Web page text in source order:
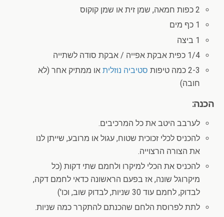
2 כפות חמאה, שמן זית או שמן קוקוס
1 כף מים
1 ביצה
1/4 כפית אבקת אפייה / אבקת סודה לשתייה
2-3 כמה טיפות
סטיביה נוזלית או ממתיק אחר (לא
חובה)
הכנה:
לערבב היטב את כל המרכיבים.
להכניס לכלי זכוכית שטוח, עגול או מרובע, שייתן לנו
את הצורה הרצוייה.
להכניס את הכלי למיקרו ולחמם שתי דקות (כל
מיקרוגל שונה, אז בפעם הראשונה כדאי לחמם דקה,
לבדוק, לחמם עוד 30 שניות, לבדוק שוב, וכו')
לתת לפרוסת הלחם שהכנתם להתקרר כמה שניות.